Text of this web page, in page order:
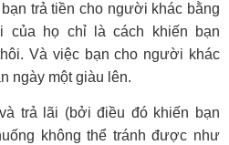
trả tiền cho người khác bằng
của họ chỉ là cách khiến bạn
Và việc bạn cho người khác
ngày một giàu lên.
trả lãi (bởi điều đó khiến bạn
không thể tránh được như